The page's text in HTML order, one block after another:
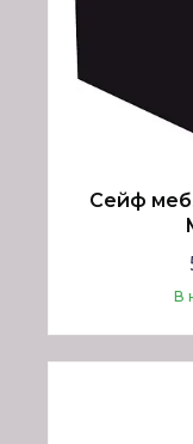
Сейф
В